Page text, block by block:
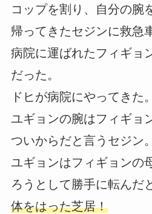
コップを割り、自分の腕
帰ってきたセジンに救急
病院に運ばれたフィギョ
だった。
ドヒが病院にやってきた。
ユギョンの腕はフィギョ
ついからだと言うセジン。
ユギョンはフィギョンの
ろうとして勝手に転んだ
体をはった芝居！